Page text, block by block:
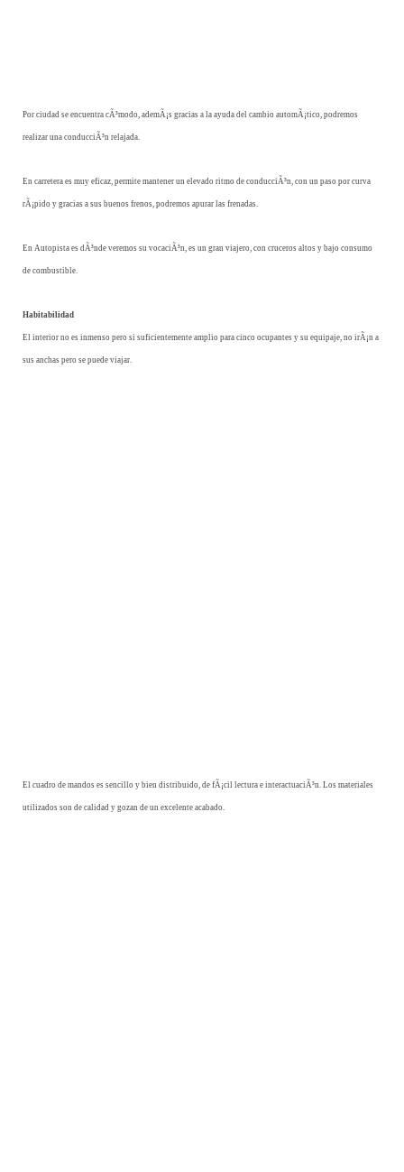
Por ciudad se encuentra cÃ³modo, ademÃ¡s gracias a la ayuda del cambio automÃ¡tico, podremos
realizar una conducciÃ³n relajada.
En carretera es muy eficaz, permite mantener un elevado ritmo de conducciÃ³n, con un paso por curva
rÃ¡pido y gracias a sus buenos frenos, podremos apurar las frenadas.
En Autopista es dÃ³nde veremos su vocaciÃ³n, es un gran viajero, con cruceros altos y bajo consumo
de combustible.
Habitabilidad
El interior no es inmenso pero si suficientemente amplio para cinco ocupantes y su equipaje, no irÃ¡n a
sus anchas pero se puede viajar.
El cuadro de mandos es sencillo y bien distribuido, de fÃ¡cil lectura e interactuaciÃ³n. Los materiales
utilizados son de calidad y gozan de un excelente acabado.